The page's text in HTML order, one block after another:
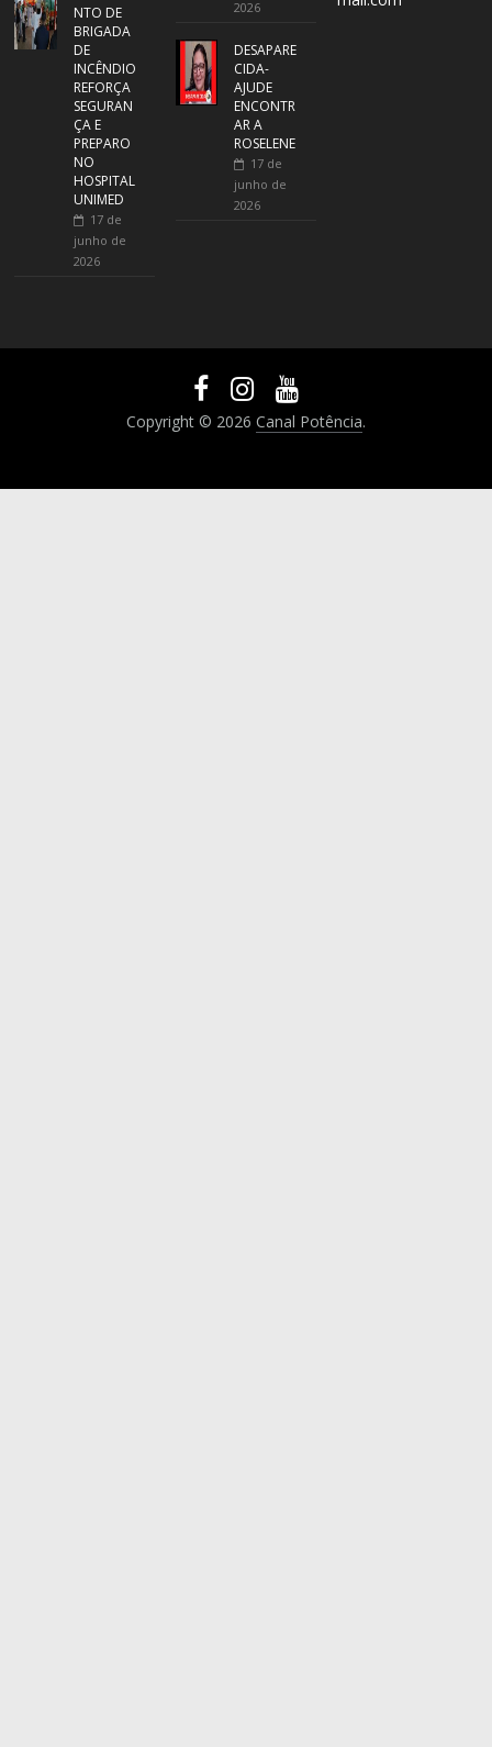
NTO DE
BRIGADA
DE
INCÊNDIO
REFORÇA
SEGURAN
ÇA E
PREPARO
NO
HOSPITAL
UNIMED
17 de
junho de
2026
2026
DESAPARE
CIDA-
AJUDE
ENCONTR
AR A
ROSELENE
17 de
junho de
2026
Copyright © 2026 Canal Potência.